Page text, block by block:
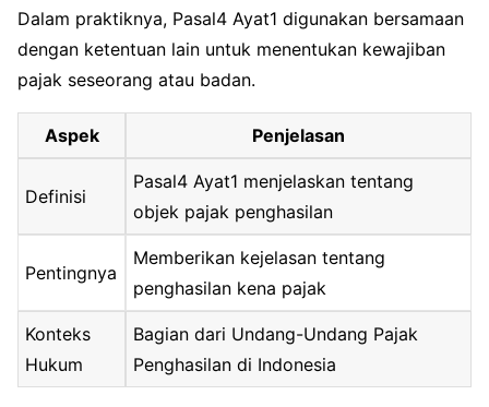
Dalam praktiknya, Pasal4 Ayat1 digunakan bersamaan
dengan ketentuan lain untuk menentukan kewajiban
pajak seseorang atau badan.
Aspek Penjelasan
Definisi
Pasal4 Ayat1 menjelaskan tentang
objek pajak penghasilan
Pentingnya
Memberikan kejelasan tentang
penghasilan kena pajak
Konteks
Hukum
Bagian dari Undang-Undang Pajak
Penghasilan di Indonesia